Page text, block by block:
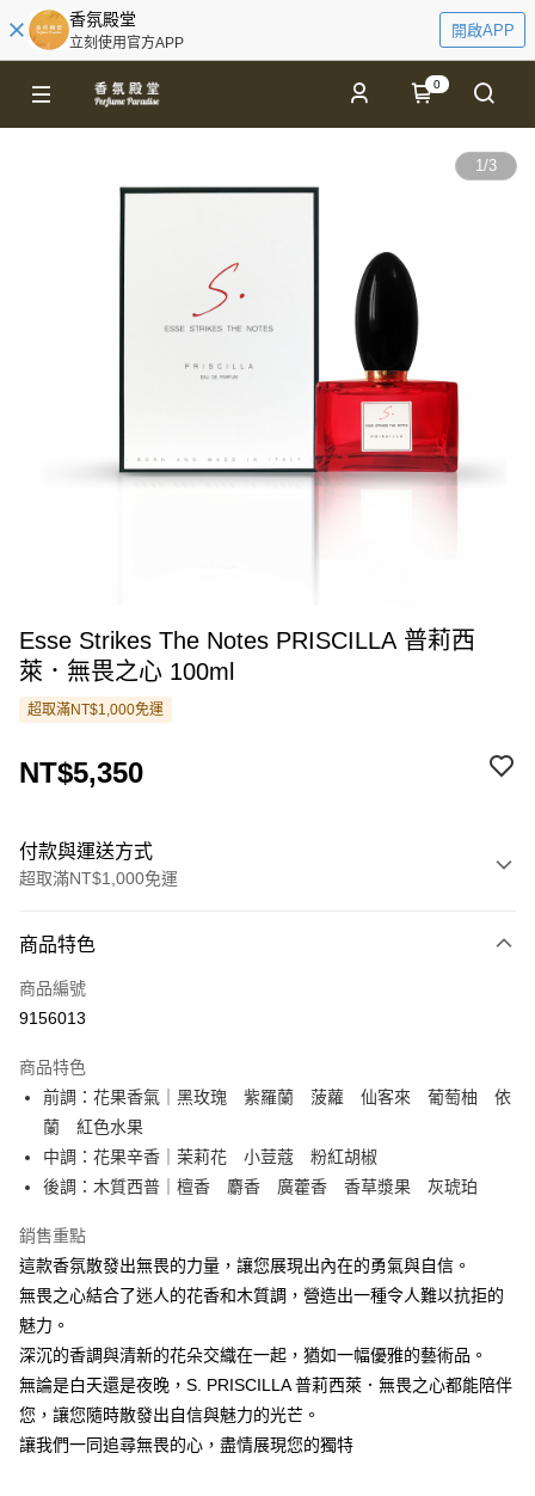
香氛殿堂
立刻使用官方APP
開啟APP
0
1/3
Esse Strikes The Notes PRISCILLA 普莉西
萊．無畏之心 100ml
超取滿NT$1,000免運
NT$5,350
付款與運送方式
超取滿NT$1,000免運
信用卡一次付款
超商取貨付款
街口支付
AFTEE先享後付
相關說明
【關於「AFTEE先享後付」】
便利好安心！
１．簡單：不需註冊會員、不需綁卡、不需儲值。
２．便利：只要手機號碼，簡訊認證，即可結帳。
３．安心：先確認商品／服務後，再付款。
１．於結帳方式選擇「AFTEE先享後付」後，將跳轉至「AFTEE先享後付」
結帳頁面，進行簡訊認證並確認金額後，即可完成結帳。
２．訂單成立數日內，您將收到繳費通知簡訊。
３．收到繳費通知簡訊後14天內，點擊此簡訊中的連結，可透過四大超商／
ATM／網路銀行／等多元方式進行付款，方視為交易完成。
運送方式
全家取貨付款
每筆NT$80，滿NT$1,000(含以上)免運費
7-11取貨付款
每筆NT$80，滿NT$1,000(含以上)免運費
商品特色
商品編號
9156013
商品特色
前調：花果香氣｜黑玫瑰 紫羅蘭 菠蘿 仙客來 葡萄柚 依
蘭 紅色水果
中調：花果辛香｜茉莉花 小荳蔻 粉紅胡椒
後調：木質西普｜檀香 麝香 廣藿香 香草漿果 灰琥珀
銷售重點
這款香氛散發出無畏的力量，讓您展現出內在的勇氣與自信。
無畏之心結合了迷人的花香和木質調，營造出一種令人難以抗拒的
魅力。
深沉的香調與清新的花朵交織在一起，猶如一幅優雅的藝術品。
無論是白天還是夜晚，S. PRISCILLA 普莉西萊．無畏之心都能陪伴
您，讓您隨時散發出自信與魅力的光芒。
讓我們一同追尋無畏的心，盡情展現您的獨特